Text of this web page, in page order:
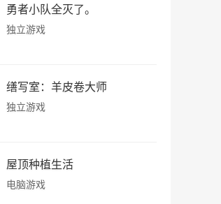
勇者小队全灭了。
独立游戏
缮写室：羊皮卷大师
独立游戏
屋顶种植生活
电脑游戏